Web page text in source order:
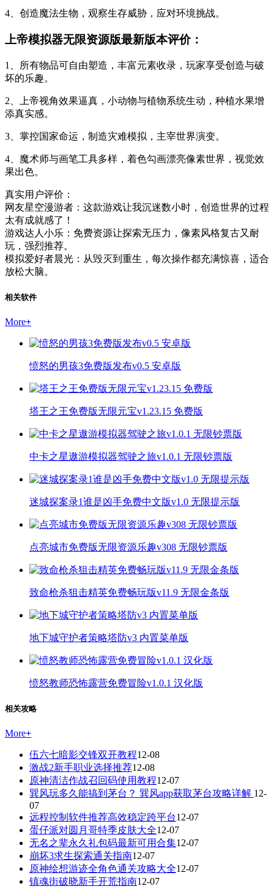
4、创造魔法生物，观察生存威胁，应对环境挑战。
上帝模拟器无限资源版最新版本评价：
1、所有物品可自由塑造，丰富元素收录，玩家享受创造与破
坏的乐趣。
2、上帝视角效果逼真，小动物与植物系统生动，种植水果增
添真实感。
3、掌控国家命运，制造灾难模拟，主宰世界演变。
4、魔术师与画笔工具多样，着色勾画漂亮像素世界，视觉效
果出色。
真实用户评价：
网友星空漫游者：这款游戏让我沉迷数小时，创造世界的过程
太有成就感了！
游戏达人小乐：免费资源让探索无压力，像素风格复古又耐
玩，强烈推荐。
模拟爱好者晨光：从毁灭到重生，每次操作都充满惊喜，适合
放松大脑。
相关软件
More+
愤怒的男孩3免费版发布v0.5 安卓版
塔王之王免费版无限元宝v1.23.15 免费版
中卡之星遨游模拟器驾驶之旅v1.0.1 无限钞票版
迷城探案录1谁是凶手免费中文版v1.0 无限提示版
点亮城市免费版无限资源乐趣v308 无限钞票版
致命枪杀狙击精英免费畅玩版v11.9 无限金条版
地下城守护者策略塔防v3 内置菜单版
愤怒教师恐怖露营免费冒险v1.0.1 汉化版
相关攻略
More+
伍六七暗影交锋双开教程12-08
激战2新手职业选择推荐12-08
原神清洁作战召回码使用教程12-07
巽风玩多久能搞到茅台？ 巽风app获取茅台攻略详解 12-
07
远程控制软件推荐高效稳定跨平台12-07
蛋仔派对圆月哥特季皮肤大全12-07
无名之辈永久礼包码最新可用合集12-07
崩坏3求生探索通关指南12-07
原神绘想游迹全角色通关攻略大全12-07
镇魂街破晓新手开荒指南12-07